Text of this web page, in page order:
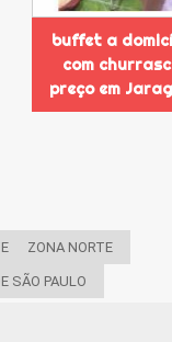
buffet a
com
preço em
ZONA NORTE
SÃO PAULO